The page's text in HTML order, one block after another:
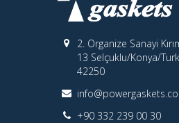
2. Organize Sanayi
13 Selçuklu/Konya/
42250
+90 332 239 00 30